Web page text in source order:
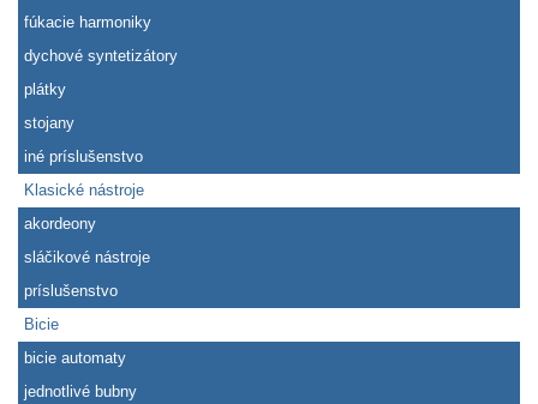
fúkacie harmoniky
dychové syntetizátory
plátky
stojany
iné príslušenstvo
Klasické nástroje
akordeony
sláčikové nástroje
príslušenstvo
Bicie
bicie automaty
jednotlivé bubny